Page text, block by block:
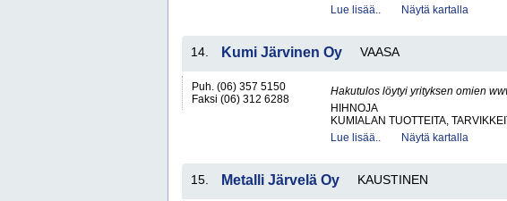
Lue lisää..
Näytä kartalla
14. Kumi Järvinen Oy VAASA
Puh. (06) 357 5150
Faksi (06) 312 6288
Hakutulos löytyi yrityksen omien
HIHNOJA
KUMIALAN TUOTTEITA,
Lue lisää..
Näytä kartalla
15. Metalli Järvelä Oy KAUSTINEN